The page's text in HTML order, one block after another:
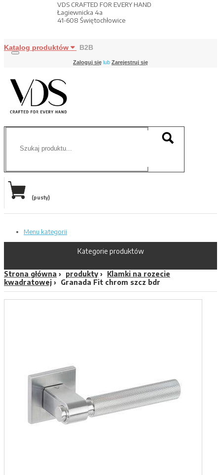
VDS CRAFTED FOR EVERY HAND
Łagiewnicka 4a
41-608 Świętochłowice
Katalog produktów B2B
Zaloguj się lub Zarejestruj się
(pusty)
Menu kategorii
Kategorie produktów
Strona główna produkty
Klamki na rozecie
kwadratowej
Granada Fit chrom szcz bdr